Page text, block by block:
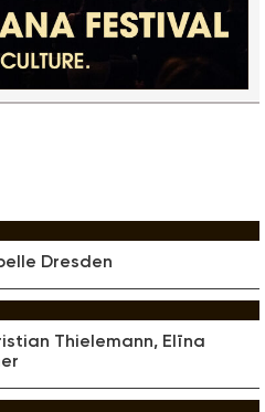
Dresden
Thielemann, Elīna